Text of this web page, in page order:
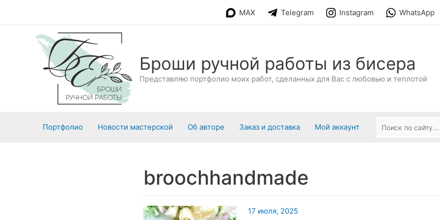
MAX Telegram Instagram WhatsApp
Броши ручной работы из бисера
Представляю портфолио моих работ, сделанных для Вас с любовью и теплотой
Портфолио Новости мастерской Об авторе Заказ и доставка Мой аккаунт
broochhandmade
17 июля, 2025